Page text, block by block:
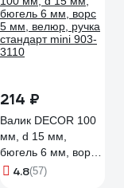
82502
214 ₽
Валик DECOR 100
мм, d 15 мм,
бюгель 6 мм, ворс
5 мм, велюр, ручка
4.8(57)